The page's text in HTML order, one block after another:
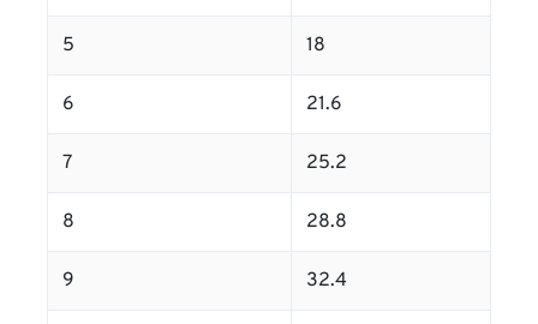
5 18
6 21.6
7 25.2
8 28.8
9 32.4